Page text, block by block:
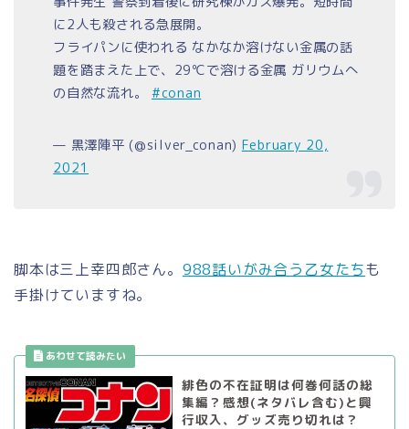
に2人も殺される急展開。
フライパンに使われる なかなか溶けない金属の話
題を踏まえた上で、29℃で溶ける金属 ガリウムへ
の自然な流れ。 #conan
— 黒澤陣平 (@silver_conan) February 20,
2021
脚本は三上幸四郎さん。 988話いがみ合う乙女たちも
手掛けていますね。
緋色の不在証明は何巻何話の総
集編？感想(ネタバレ含む)と興
行収入、グッズ売り切れは？